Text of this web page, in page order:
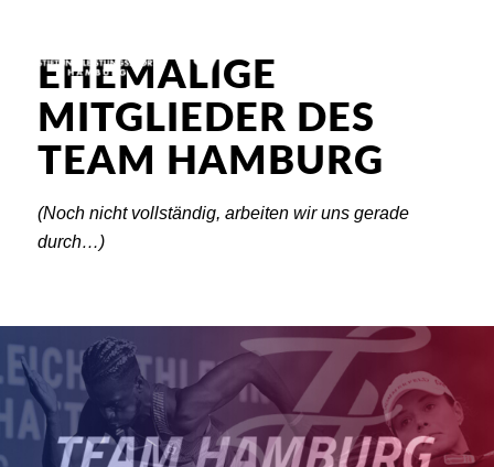
EHEMALIGE
MITGLIEDER DES
TEAM HAMBURG
(Noch nicht vollständig, arbeiten wir uns gerade
durch…)